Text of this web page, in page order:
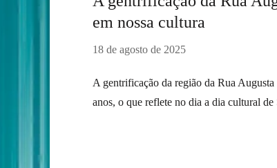
em nossa cultura
18 de agosto de 2025
A gentrificação da região da Rua
anos, o que reflete no dia a dia cultural de